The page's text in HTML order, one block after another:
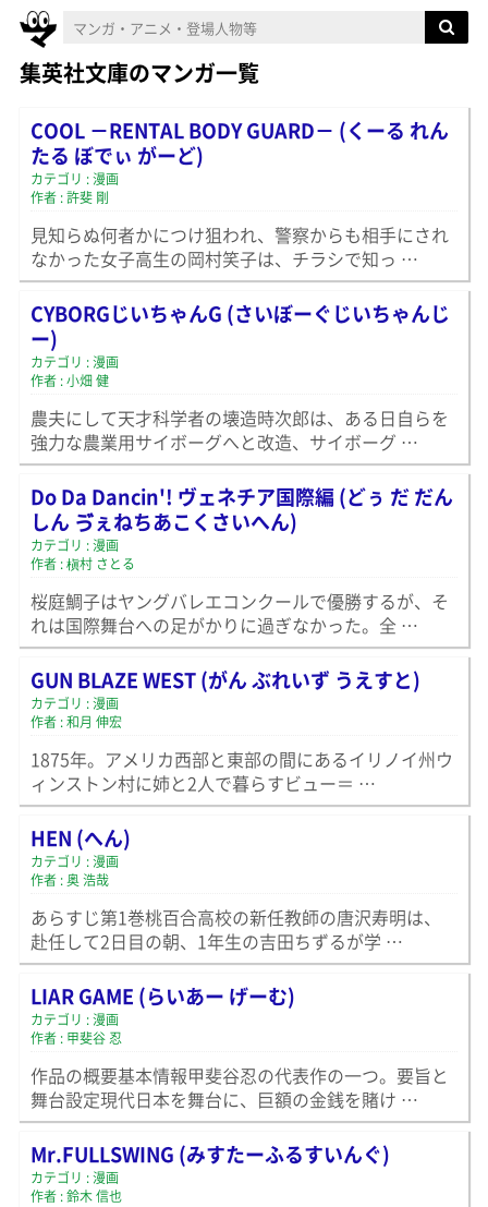
集英社文庫のマンガ一覧
COOL －RENTAL BODY GUARD－ (くーる れん
たる ぼでぃ がーど)
カテゴリ : 漫画
作者 : 許斐 剛
見知らぬ何者かにつけ狙われ、警察からも相手にされ
なかった女子高生の岡村笑子は、チラシで知っ …
CYBORGじいちゃんG (さいぼーぐじいちゃんじ
ー)
カテゴリ : 漫画
作者 : 小畑 健
農夫にして天才科学者の壊造時次郎は、ある日自らを
強力な農業用サイボーグへと改造、サイボーグ …
Do Da Dancin'! ヴェネチア国際編 (どぅ だ だん
しん ゔぇねちあこくさいへん)
カテゴリ : 漫画
作者 : 槇村 さとる
桜庭鯛子はヤングバレエコンクールで優勝するが、そ
れは国際舞台への足がかりに過ぎなかった。全 …
GUN BLAZE WEST (がん ぶれいず うえすと)
カテゴリ : 漫画
作者 : 和月 伸宏
1875年。アメリカ西部と東部の間にあるイリノイ州ウ
ィンストン村に姉と2人で暮らすビュー＝ …
HEN (へん)
カテゴリ : 漫画
作者 : 奥 浩哉
あらすじ第1巻桃百合高校の新任教師の唐沢寿明は、
赴任して2日目の朝、1年生の吉田ちずるが学 …
LIAR GAME (らいあー げーむ)
カテゴリ : 漫画
作者 : 甲斐谷 忍
作品の概要基本情報甲斐谷忍の代表作の一つ。要旨と
舞台設定現代日本を舞台に、巨額の金銭を賭け …
Mr.FULLSWING (みすたーふるすいんぐ)
カテゴリ : 漫画
作者 : 鈴木 信也